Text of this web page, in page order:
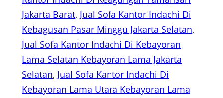
Jakarta Barat, Jual Sofa Kantor Indachi Di
Kebagusan Pasar Minggu Jakarta Selatan
Jual Sofa Kantor Indachi Di Kebayoran
Lama Selatan Kebayoran Lama Jakarta
Selatan, Jual Sofa Kantor Indachi Di
Kebayoran Lama Utara Kebayoran Lama